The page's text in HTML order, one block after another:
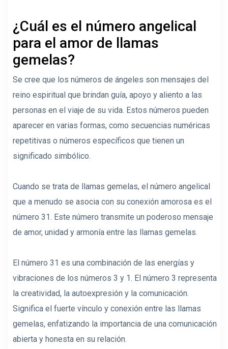
¿Cuál es el número angelical
para el amor de llamas
gemelas?
Se cree que los números de ángeles son mensajes del
reino espiritual que brindan guía, apoyo y aliento a las
personas en el viaje de su vida. Estos números pueden
aparecer en varias formas, como secuencias numéricas
repetitivas o números específicos que tienen un
significado simbólico.
Cuando se trata de llamas gemelas, el número angelical
que a menudo se asocia con su conexión amorosa es el
número 31. Este número transmite un poderoso mensaje
de amor, unidad y armonía entre las llamas gemelas.
El número 31 es una combinación de las energías y
vibraciones de los números 3 y 1. El número 3 representa
la creatividad, la autoexpresión y la comunicación.
Significa el fuerte vínculo y conexión entre las llamas
gemelas, enfatizando la importancia de una comunicación
abierta y honesta en su relación.